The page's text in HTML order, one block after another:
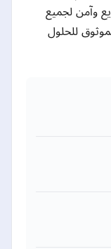
وآمن لجميع
للحلول